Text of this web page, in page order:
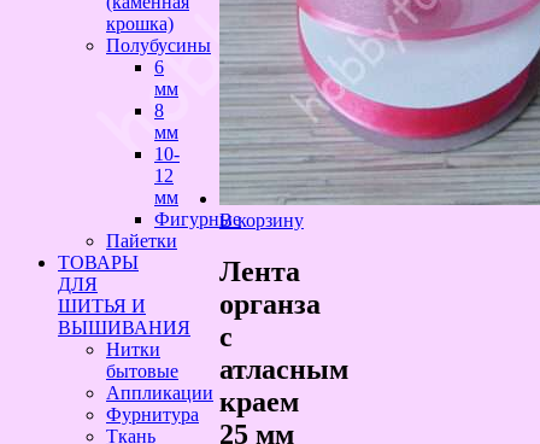
В корзину
Лента
органза
с
атласным
краем
25 мм
крошка)
Полубусины
6
мм
8
мм
10-
12
мм
Фигурные
Пайетки
ТОВАРЫ
ДЛЯ
ШИТЬЯ И
ВЫШИВАНИЯ
Нитки
бытовые
Аппликации
Фурнитура
Ткань